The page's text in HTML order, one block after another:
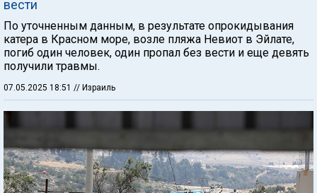
вести
По уточненным данным, в результате опрокидывания
катера в Красном море, возле пляжа Невиот в Эйлате,
погиб один человек, один пропал без вести и еще девять
получили травмы.
07.05.2025 18:51 // Израиль